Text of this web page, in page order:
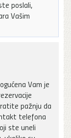
poslali,
Vašim
Vam je
pažnju da
telefona
ste uneli